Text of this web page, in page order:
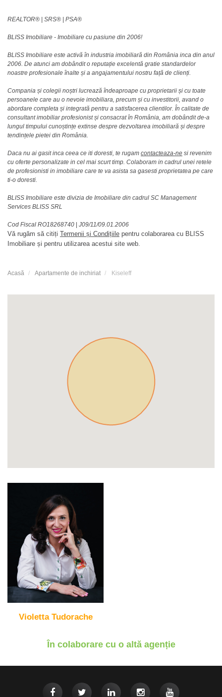
REALTOR®️ | SRS®️ | PSA®️
BLISS Imobiliare - Imobiliare cu pasiune din 2006!
BLISS Imobiliare este activă în industria imobiliară din România inca din anul
2006. De atunci am dobândit o reputație excelentă gratie standardelor
noastre profesionale înalte și a angajamentului nostru față de clienți.
Compania și colegii noștri lucrează îndeaproape cu proprietarii și cu toate
persoanele care au o nevoie imobiliara, precum și cu investitorii, avand o
abordare completa și integrată pentru a satisfacerea clientilor. În calitate de
consultant imobiliar profesionist și consacrat în România, am dobândit de-a
lungul timpului cunoștințe extinse despre dezvoltarea imobiliară și despre
tendințele pietei din România.
Daca nu ai gasit inca ceea ce iti doresti, te rugam contacteaza-ne si revenim
cu oferte personalizate in cel mai scurt timp. Colaboram in cadrul unei retele
de profesionisti in imobiliare care te va asista sa gasesti proprietatea pe care
ti-o doresti.
BLISS Imobiliare este divizia de Imobiliare din cadrul SC Management
Services BLISS SRL
Cod Fiscal RO18268740 | J09/11/09.01.2006
Vă rugăm să citiți Termenii și Condițiile pentru colaborarea cu BLISS
Imobiliare și pentru utilizarea acestui site web.
Acasă Apartamente de inchiriat Kiseleff
Violetta Tudorache
În colaborare cu o altă agenție